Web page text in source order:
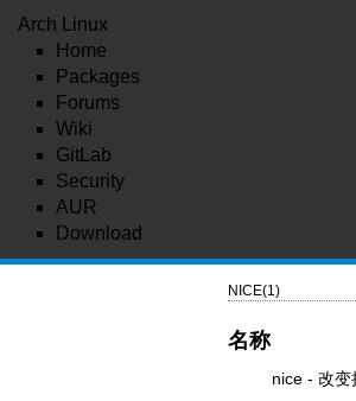
Arch Linux
Home
Packages
Forums
Wiki
GitLab
Security
AUR
Download
NICE(1)
名称
nice - 改变